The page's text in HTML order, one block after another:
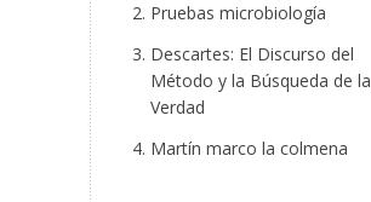
Pruebas microbiología
Descartes: El Discurso del
Método y la Búsqueda de la
Verdad
Martín marco la colmena